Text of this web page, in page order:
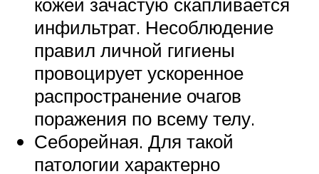
инфильтрат. Несоблюдение
правил личной гигиены
провоцирует ускоренное
распространение очагов
поражения по всему телу.
Себорейная. Для такой
патологии характерно